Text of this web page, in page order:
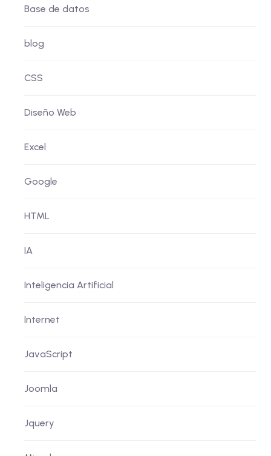
Base de datos
blog
CSS
Diseño Web
Excel
Google
HTML
IA
Inteligencia Artificial
Internet
JavaScript
Joomla
Jquery